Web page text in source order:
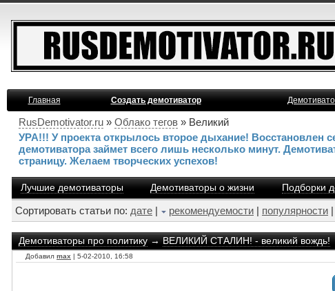
Главная
Создать демотиватор
RusDemotivator.ru » Облако тегов » Великий
УРА!!! У проекта открылось второе дыхание! Восстановлен
демотиватора займет всего лишь несколько минут.
страницу. Желаем творческих успехов!
Лучшие демотиваторы Демотиваторы о жизни Подборки
Сортировать статьи по: дате | рекомендуемости | популярности |
Демотиваторы про политику→ВЕЛИКИЙ СТАЛИН! - великий вождь!
Добавил max | 5-02-2010, 16:58